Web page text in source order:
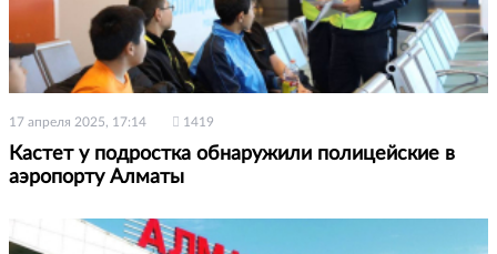
17 апреля 2025, 17:14 1419
Кастет у подростка обнаружили полицейские в
аэропорту Алматы